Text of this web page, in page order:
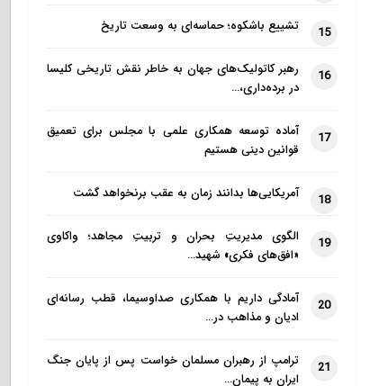
15 تشییع باشکوه؛ حماسه‌ای به وسعت تاریخ
16
رهبر کاتولیک‌های جهان به خاطر نقش تاریخی کلیسا
در برده‌داری،…
17
آماده توسعه همکاری علمی با مجلس برای تعمیق
قوانین دینی هستیم
18 آمریکایی‌ها بدانند زمان به عقب برنخواهد گشت
19
الگوی مدیریتِ بحران و تربیتِ مجاهد؛ واکاوی
«افق‌های فکری» شهید…
20
آمادگی داریم با همکاری صداوسیما، قطب رسانه‌ای
ادیان و مذاهب در…
21
ترامپ از رهبران مسلمان خواست پس از پایان جنگ
ایران به پیمان…